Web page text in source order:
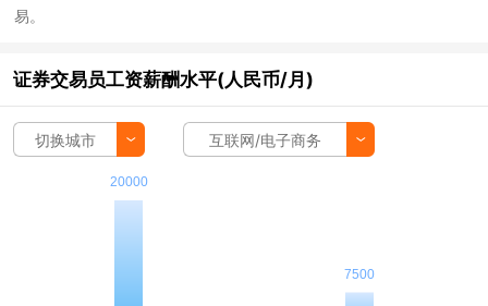
易。
证券交易员工资薪酬水平(人民币/月)
切换城市 互联网/电子商务